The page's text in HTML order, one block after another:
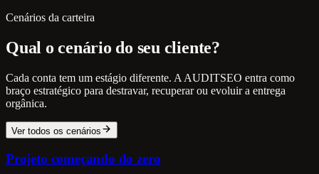
Cenários da carteira
Qual o cenário do seu cliente?
Cada conta tem um estágio diferente. A AUDITSEO entra como
braço estratégico para destravar, recuperar ou evoluir a entrega
orgânica.
Ver todos os cenários
Projeto começando do zero